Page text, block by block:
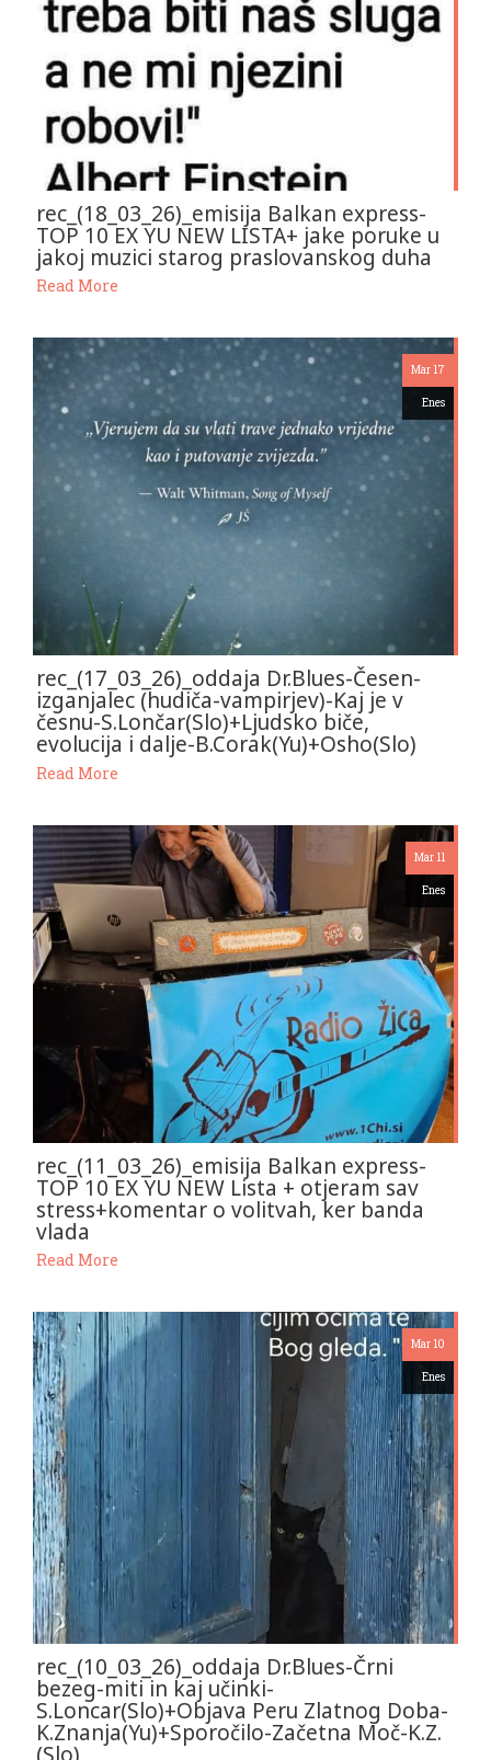
rec_(18_03_26)_emisija Balkan express-
TOP 10 EX YU NEW LISTA+ jake poruke u
jakoj muzici starog praslovanskog duha
Read More
Mar 17
Enes
rec_(17_03_26)_oddaja Dr.Blues-Česen-
izganjalec (hudiča-vampirjev)-Kaj je v
česnu-S.Lončar(Slo)+Ljudsko biče,
evolucija i dalje-B.Corak(Yu)+Osho(Slo)
Read More
Mar 11
Enes
rec_(11_03_26)_emisija Balkan express-
TOP 10 EX YU NEW Lista + otjeram sav
stress+komentar o volitvah, ker banda
vlada
Read More
Mar 10
Enes
rec_(10_03_26)_oddaja Dr.Blues-Črni
bezeg-miti in kaj učinki-
S.Loncar(Slo)+Objava Peru Zlatnog Doba-
K.Znanja(Yu)+Sporočilo-Začetna Moč-K.Z.
(Slo)